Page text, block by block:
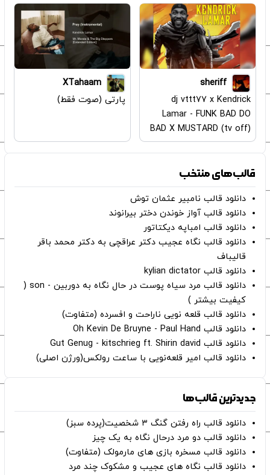
sheriff
dj vttt77 x Kendrick
Lamar - FUNK BAD DO
BAD X MUSTARD (tv off)
XTahaam
پارتی (صوت فقط)
قالب‌های منتخب
دانلود قالب نامبیر عثمان ‌توش
دانلود قالب آواز خوندن دختر بیرانوند
دانلود قالب امباپه دیکتاتور
دانلود قالب نگاه عجیب دکتر عراقچی به دکتر محمد باقر
قالیباف
دانلود قالب kylian dictator
دانلود قالب مرد سیاه پوست در حال نگاه به دوربین - son (
کیفیت بیشتر )
دانلود قالب قلعه نویی ناراحت و افسرده (متفاوت)
دانلود قالب Oh Kevin De Bruyne - Paul Hand
دانلود قالب Gut Genug - kitschrieg ft. Shirin david
دانلود قالب امیر قلعه‌نویی با ساعت رولکس(ورژن اصلی)
جدیدترین قالب‌ها
دانلود قالب راه رفتن گنگ ۳ شخصیت(پرده سبز)
دانلود قالب دو مرد درحال نگاه به یک چیز
دانلود قالب مسخره بازی های مارمولک (متفاوت)
دانلود قالب نگاه های عجیب و مشکوک چند مرد